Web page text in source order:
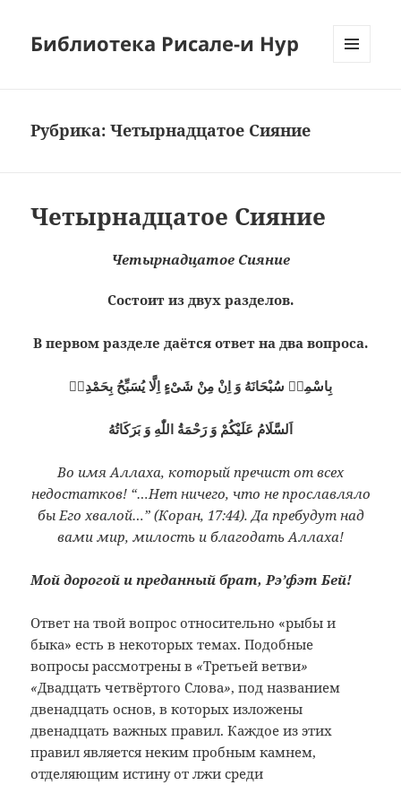
Библиотека Рисале-и Нур
Рубрика:Четырнадцатое Сияние
Четырнадцатое Сияние
Четырнадцатое Сияние
Состоит из двух разделов.
В первом разделе даётся ответ на два вопроса.
بِاسْمِهٖ سُبْحَانَهُ وَ اِنْ مِنْ شَىْءٍ اِلَّا يُسَبِّحُ بِحَمْدِهٖ
اَلسَّلَامُ عَلَيْكُمْ وَ رَحْمَةُ اللّٰهِ وَ بَرَكَاتُهُ
Во имя Аллаха, который пречист от всех
недостатков! “…Нет ничего, что не прославляло
бы Его хвалой…” (Коран, 17:44). Да пребудут над
вами мир, милость и благодать Аллаха!
Мой дорогой и преданный брат, Рэ’фэт Бей!
Ответ на твой вопрос относительно «рыбы и
быка» есть в некоторых темах. Подобные
вопросы рассмотрены в «Третьей ветви»
«Двадцать четвёртого Слова», под названием
двенадцать основ, в которых изложены
двенадцать важных правил. Каждое из этих
правил является неким пробным камнем,
отделяющим истину от лжи среди